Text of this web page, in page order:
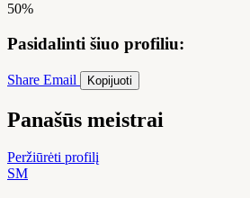
50%
Pasidalinti šiuo profiliu:
Share Email Kopijuoti
Panašūs meistrai
Peržiūrėti profilį
SM